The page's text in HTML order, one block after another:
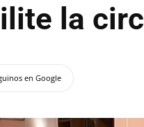
la
en Google